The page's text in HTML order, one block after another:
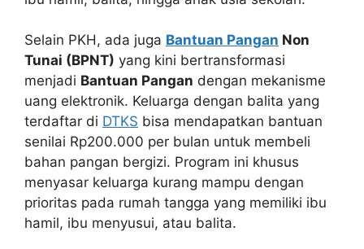
Selain PKH, ada juga Bantuan Pangan Non
Tunai (BPNT) yang kini bertransformasi
menjadi Bantuan Pangan dengan mekanisme
uang elektronik. Keluarga dengan balita yang
terdaftar di DTKS bisa mendapatkan bantuan
senilai Rp200.000 per bulan untuk membeli
bahan pangan bergizi. Program ini khusus
menyasar keluarga kurang mampu dengan
prioritas pada rumah tangga yang memiliki ibu
hamil, ibu menyusui, atau balita.